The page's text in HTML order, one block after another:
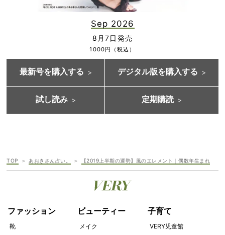
Sep 2026
8月7日発売
1000円（税込）
最新号を購入する デジタル版を購入する
試し読み 定期購読
TOP あおきさん占い。 【2019上半期の運勢】風のエレメント｜偶数年生まれ
ファッション
靴
ビューティー
メイク
子育て
VERY児童館